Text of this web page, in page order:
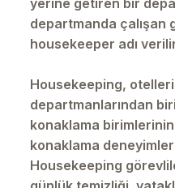
yerine getiren bir
departmanda çalışan
housekeeper adı
Housekeeping,
departmanlarından
konaklama
konaklama
Housekeeping